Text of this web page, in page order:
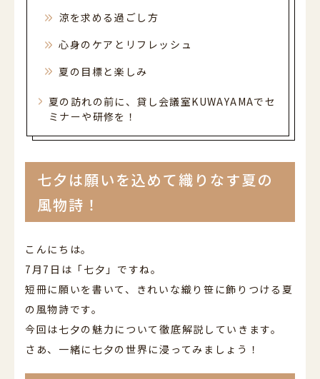
涼を求める過ごし方
心身のケアとリフレッシュ
夏の目標と楽しみ
夏の訪れの前に、貸し会議室KUWAYAMAでセ
ミナーや研修を！
七夕は願いを込めて織りなす夏の
風物詩！
こんにちは。
7月7日は「七夕」ですね。
短冊に願いを書いて、きれいな織り笹に飾りつける夏
の風物詩です。
今回は七夕の魅力について徹底解説していきます。
さあ、一緒に七夕の世界に浸ってみましょう！